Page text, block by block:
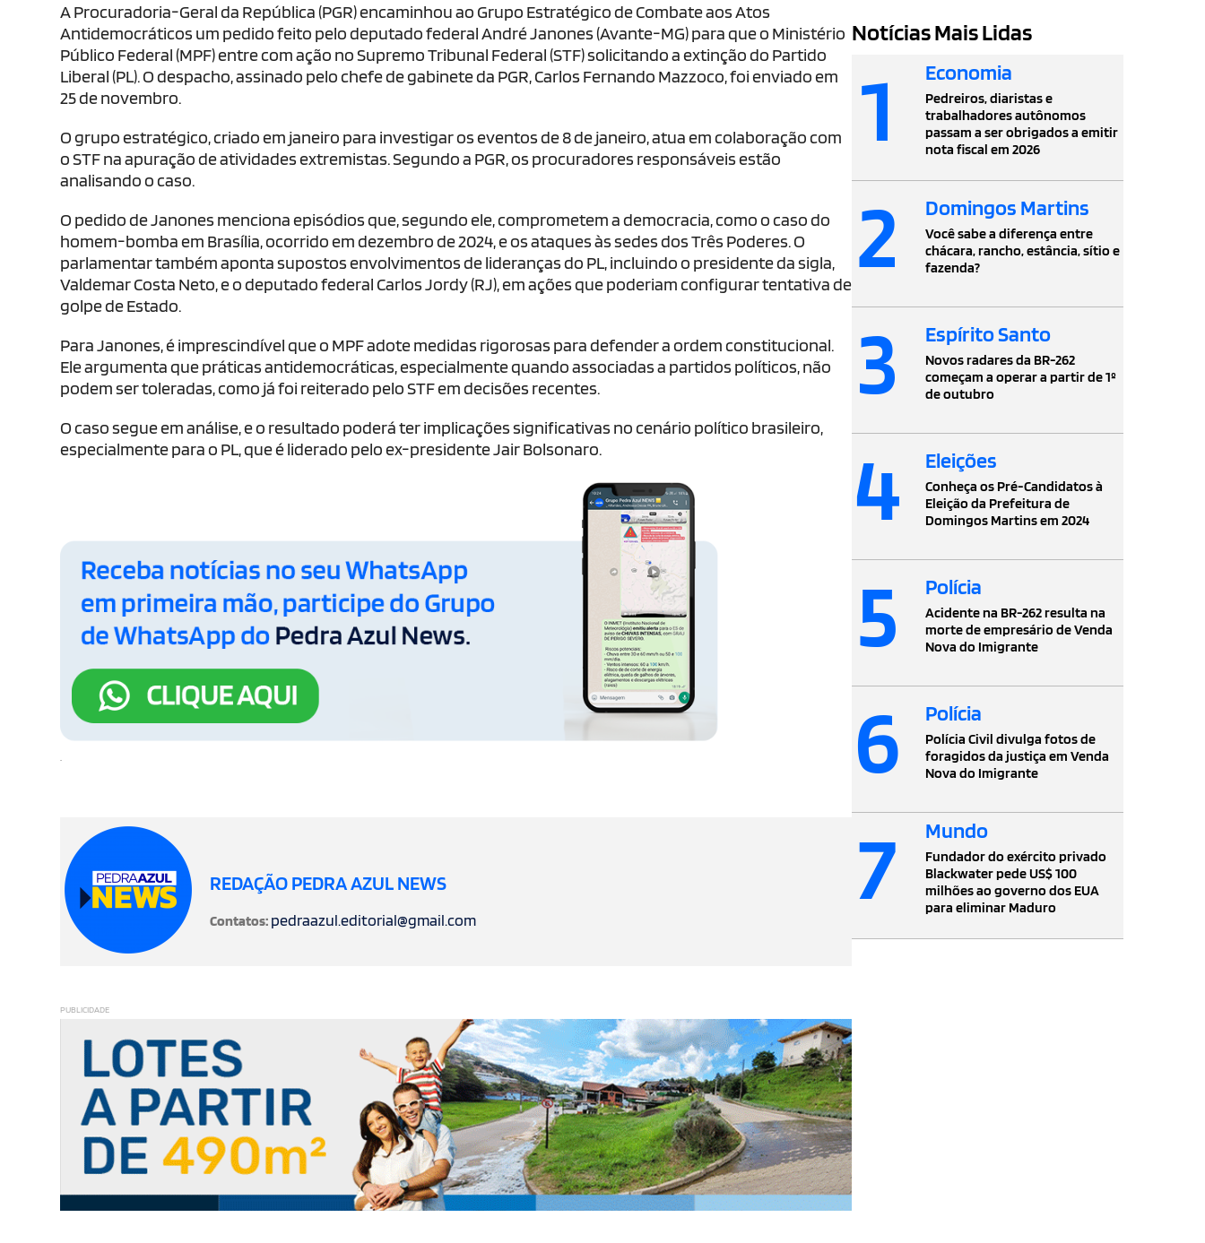
A Procuradoria-Geral da República (PGR) encaminhou ao Grupo Estratégico de Combate aos Atos
Antidemocráticos um pedido feito pelo deputado federal André Janones (Avante-MG) para que o Ministério
Público Federal (MPF) entre com ação no Supremo Tribunal Federal (STF) solicitando a extinção do Partido
Liberal (PL). O despacho, assinado pelo chefe de gabinete da PGR, Carlos Fernando Mazzoco, foi enviado em
25 de novembro.
O grupo estratégico, criado em janeiro para investigar os eventos de 8 de janeiro, atua em colaboração com
o STF na apuração de atividades extremistas. Segundo a PGR, os procuradores responsáveis estão
analisando o caso.
O pedido de Janones menciona episódios que, segundo ele, comprometem a democracia, como o caso do
homem-bomba em Brasília, ocorrido em dezembro de 2024, e os ataques às sedes dos Três Poderes. O
parlamentar também aponta supostos envolvimentos de lideranças do PL, incluindo o presidente da sigla,
Valdemar Costa Neto, e o deputado federal Carlos Jordy (RJ), em ações que poderiam configurar tentativa de
golpe de Estado.
Para Janones, é imprescindível que o MPF adote medidas rigorosas para defender a ordem constitucional.
Ele argumenta que práticas antidemocráticas, especialmente quando associadas a partidos políticos, não
podem ser toleradas, como já foi reiterado pelo STF em decisões recentes.
O caso segue em análise, e o resultado poderá ter implicações significativas no cenário político brasileiro,
especialmente para o PL, que é liderado pelo ex-presidente Jair Bolsonaro.
REDAÇÃO PEDRA AZUL NEWS
Contatos: pedraazul.editorial@gmail.com
PUBLICIDADE
Notícias Mais Lidas
1 Economia
Pedreiros, diaristas e
trabalhadores autônomos
passam a ser obrigados a emitir
nota fiscal em 2026
2 Domingos Martins
Você sabe a diferença entre
chácara, rancho, estância, sítio e
fazenda?
3 Espírito Santo
Novos radares da BR-262
começam a operar a partir de 1º
de outubro
4 Eleições
Conheça os Pré-Candidatos à
Eleição da Prefeitura de
Domingos Martins em 2024
5 Polícia
Acidente na BR-262 resulta na
morte de empresário de Venda
Nova do Imigrante
6 Polícia
Polícia Civil divulga fotos de
foragidos da justiça em Venda
Nova do Imigrante
7 Mundo
Fundador do exército privado
Blackwater pede US$ 100
milhões ao governo dos EUA
para eliminar Maduro